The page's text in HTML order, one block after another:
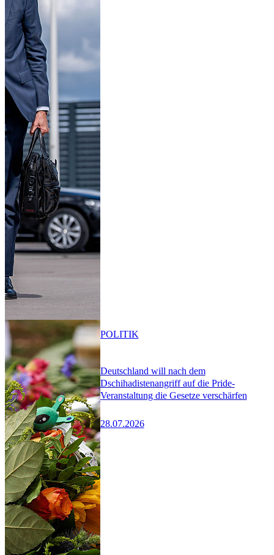
Deutschland will nach dem
Dschihadistenangriff auf die Pride-
Veranstaltung die Gesetze verschärfen
28.07.2026
POLITIK